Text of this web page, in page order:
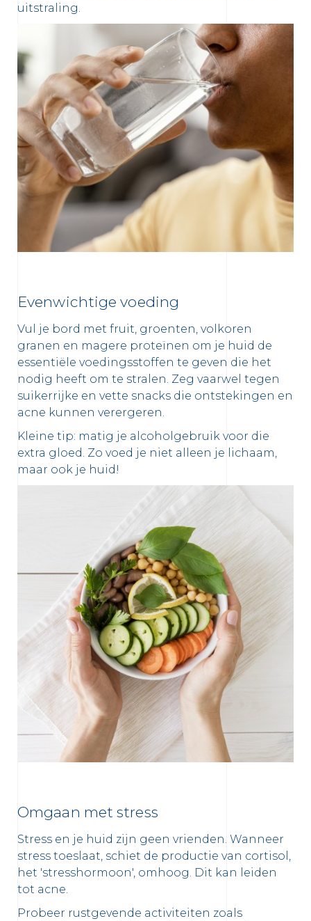
uitstraling.
Evenwichtige voeding
Vul je bord met fruit, groenten, volkoren
granen en magere proteïnen om je huid de
essentiële voedingsstoffen te geven die het
nodig heeft om te stralen. Zeg vaarwel tegen
suikerrijke en vette snacks die ontstekingen en
acne kunnen verergeren.
Kleine tip: matig je alcoholgebruik voor die
extra gloed. Zo voed je niet alleen je lichaam,
maar ook je huid!
Omgaan met stress
Stress en je huid zijn geen vrienden. Wanneer
stress toeslaat, schiet de productie van cortisol,
het 'stresshormoon', omhoog. Dit kan leiden
tot acne.
Probeer rustgevende activiteiten zoals